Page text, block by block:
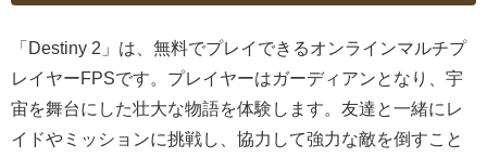
「Destiny 2」は、無料でプレイできるオンラインマルチプ
レイヤーFPSです。プレイヤーはガーディアンとなり、宇
宙を舞台にした壮大な物語を体験します。友達と一緒にレ
イドやミッションに挑戦し、協力して強力な敵を倒すこと